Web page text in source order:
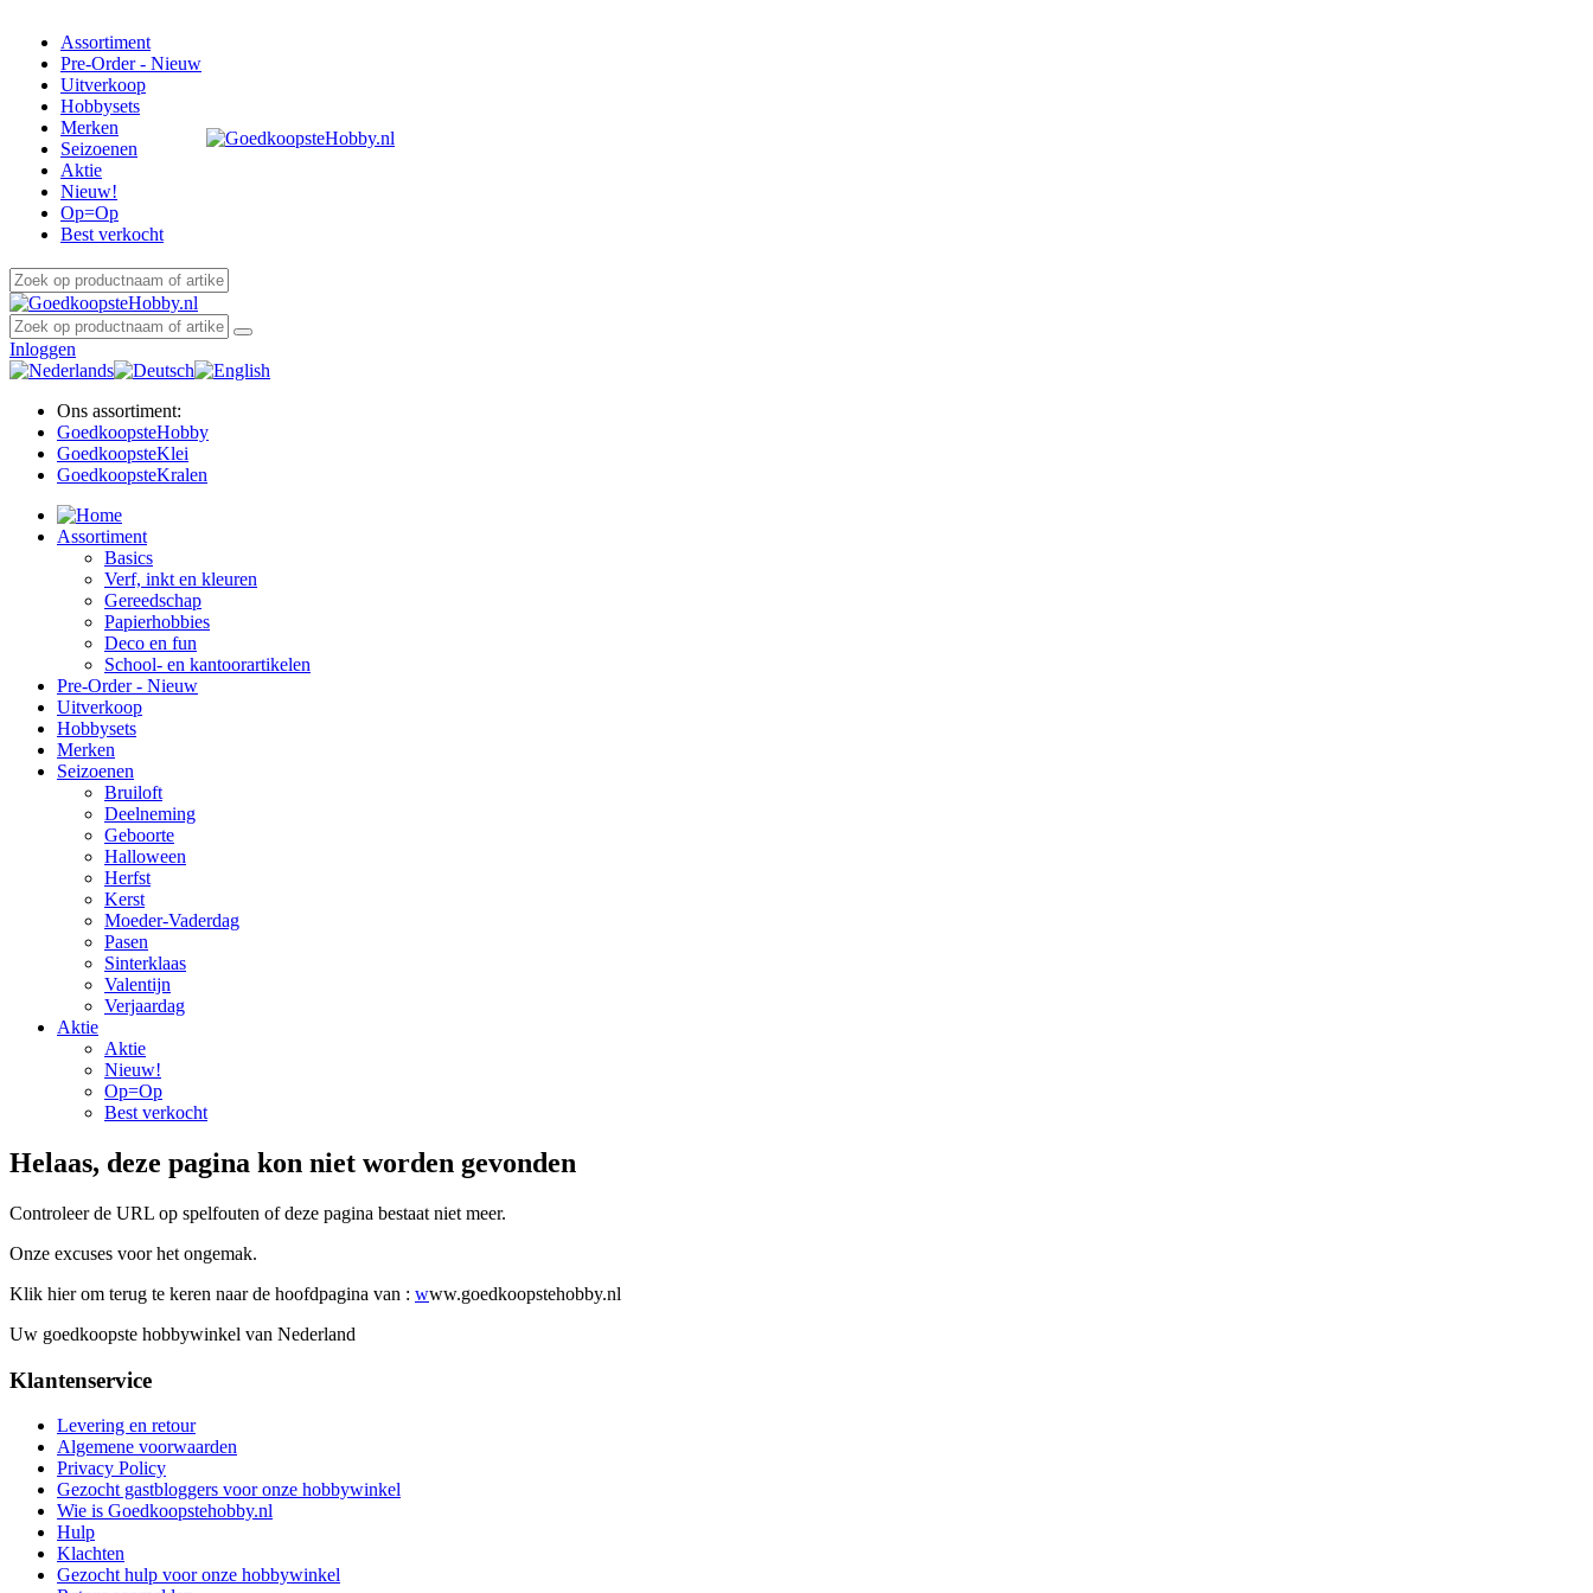
Assortiment
Pre-Order - Nieuw
Uitverkoop
Hobbysets
Merken
Seizoenen
Aktie
Nieuw!
Op=Op
Best verkocht
Inloggen
Ons assortiment:
GoedkoopsteHobby
GoedkoopsteKlei
GoedkoopsteKralen
Assortiment
Basics
Verf, inkt en kleuren
Gereedschap
Papierhobbies
Deco en fun
School- en kantoorartikelen
Pre-Order - Nieuw
Uitverkoop
Hobbysets
Merken
Seizoenen
Bruiloft
Deelneming
Geboorte
Halloween
Herfst
Kerst
Moeder-Vaderdag
Pasen
Sinterklaas
Valentijn
Verjaardag
Aktie
Aktie
Nieuw!
Op=Op
Best verkocht
Helaas, deze pagina kon niet worden gevonden
Controleer de URL op spelfouten of deze pagina bestaat niet meer.
Onze excuses voor het ongemak.
Klik hier om terug te keren naar de hoofdpagina van : www.goedkoopstehobby.nl
Uw goedkoopste hobbywinkel van Nederland
Klantenservice
Levering en retour
Algemene voorwaarden
Privacy Policy
Gezocht gastbloggers voor onze hobbywinkel
Wie is Goedkoopstehobby.nl
Hulp
Klachten
Gezocht hulp voor onze hobbywinkel